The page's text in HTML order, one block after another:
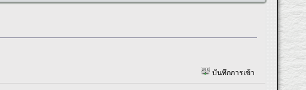
บันทึกการเข้า